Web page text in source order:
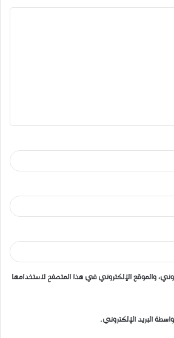
والموقع الإلكتروني في هذا المتصفح لاستخدامها
البريد الإلكتروني.